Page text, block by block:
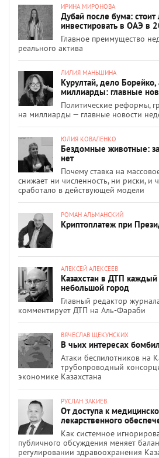
ИРИНА МИРОНОВА
Дубай после бума: стоит
инвестировать в ОАЭ в
Главное преимущество
реального актива
ЛИЛИЯ МАНЬШИНА
Курултай, дело
миллиарды: главные
Политические реформы,
на миллиарды — главные новости
ЮЛИЯ КОВАЛЕНКО
Бездомные животные:
нет
Почему ставка на
снижает ни численность, ни риски, и
сработало в действующей модели
РОМАН АЛЬМАНСКИЙ
Криптоплатеж при
АЛЕКСЕЙ АЛЕКСЕЕВ
Казахстан в ДТП каждый
небольшой город
Главный редактор
комментирует ДТП на Аль-Фараби
ВЯЧЕСЛАВ ЩЕКУНСКИХ
В чьих интересах
Атаки беспилотников на
трубопроводный
экономике Казахстана
РУСЛАН ЗАКИЕВ
От доступа к
лекарственного
Как системное
публичного обсуждения меняет
регулировании здравоохранения